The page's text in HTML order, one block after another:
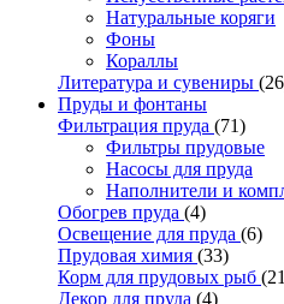
Натуральные коряги
Фоны
Кораллы
Литература и сувениры
Пруды и фонтаны
Фильтрация пруда (71)
Фильтры прудовые
Насосы для пруда
Наполнители и
Обогрев пруда (4)
Освещение для пруда (6)
Прудовая химия (33)
Корм для прудовых рыб
Декор для пруда (4)